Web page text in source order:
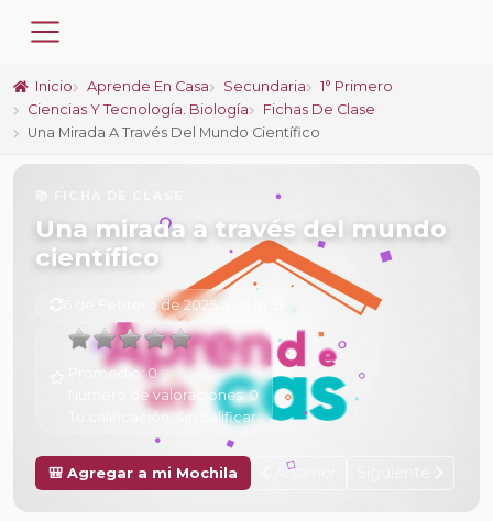
Inicio Aprende En Casa Secundaria
1° Primero
Ciencias Y Tecnología. Biología
Fichas De Clase
Una Mirada A Través Del Mundo Científico
Una mirada a través del mundo
científico
6 de Febrero de 2025 a las 16:53
Promedio:0
Número de valoraciones:0
Tu calificación: Sin calificar
🎒 Agregar a mi Mochila Anterior